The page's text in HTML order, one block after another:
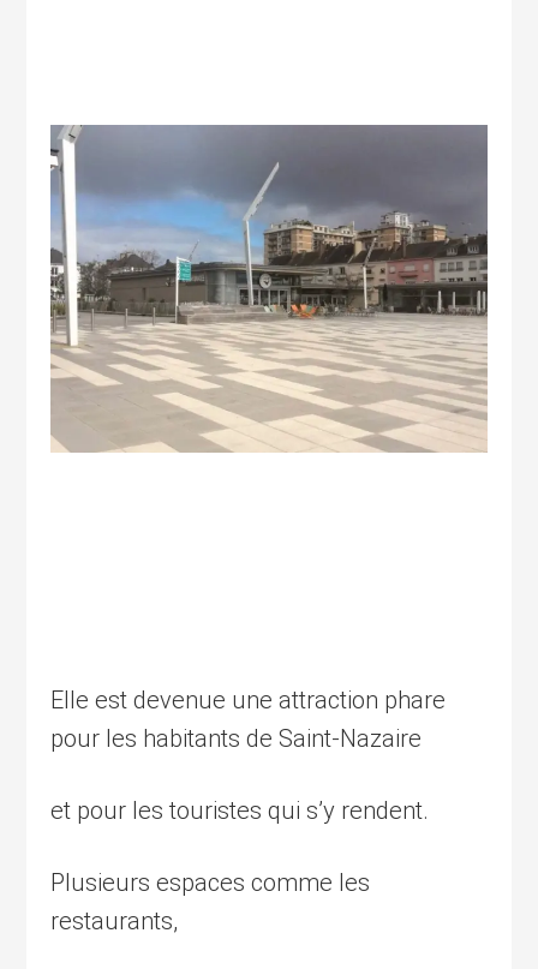
Elle est devenue une attraction phare
pour les habitants de Saint-Nazaire
et pour les touristes qui s’y rendent.
Plusieurs espaces comme les
restaurants,